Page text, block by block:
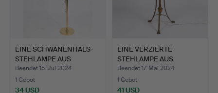
EINE SCHWANENHALS-
STEHLAMPE AUS
MESSING.
Beendet 15. Jul 2024
1 Gebot
34 USD
EINE VERZIERTE
STEHLAMPE AUS
MESSING AUS D…
Beendet 17. Mai 2024
1 Gebot
41 USD